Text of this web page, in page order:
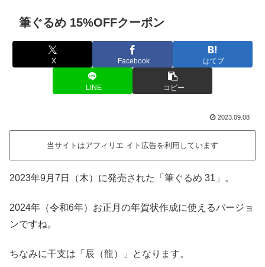
筆ぐるめ 15%OFFクーポン
X Facebook はてブ
LINE コピー
2023.09.08
当サイトはアフィリエ イト広告を利用しています
2023年9月7日（木）に発売された「筆ぐるめ 31」。
2024年（令和6年）お正月の年賀状作成に使えるバージョ
ンですね。
ちなみに干支は「辰（龍）」となります。